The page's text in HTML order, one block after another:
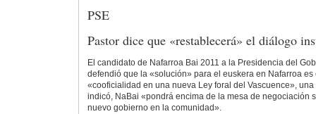
PSE
Pastor dice que «restablecerá» el diálogo
El candidato de Nafarroa Bai 2011 a la Presidencia del
defendió que la «solución» para el euskera en Nafarroa es
«cooficialidad en una nueva Ley foral del Vascuence»,
indicó, NaBai «pondrá encima de la mesa de negociación
nuevo gobierno en la comunidad».